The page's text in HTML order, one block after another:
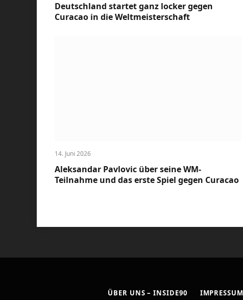
Deutschland startet ganz locker gegen
Curacao in die Weltmeisterschaft
14. Juni 2026
Aleksandar Pavlovic über seine WM-
Teilnahme und das erste Spiel gegen Curacao
ÜBER UNS – INSIDE90 IMPRESSUM